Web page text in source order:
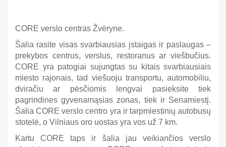
CORE verslo centras Žvėryne.
Šalia rasite visas svarbiausias įstaigas ir paslaugas –
prekybos centrus, verslus, restoranus ar viešbučius.
CORE yra patogiai sujungtas su kitais svarbiausiais
miesto rajonais, tad viešuoju transportu, automobiliu,
dviračiu ar pėsčiomis lengvai pasieksite tiek
pagrindines gyvenamąsias zonas, tiek ir Senamiestį.
Šalia CORE verslo centro yra ir tarpmiestinių autobusų
stotelė, o Vilniaus oro uostas yra vos už 7 km.
Kartu CORE taps ir šalia jau veikiančios verslo